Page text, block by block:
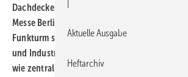
Dachdecker, Schornsteinfeger und Kfz –
Messe Berlin fand am 13. Januar 2026 wieder
Funkturm statt und zog rund 400 Gäste aus
und Industrie an. Die große Resonanz zeigte
wie zentral der Schulterschluss zwischen den
Aktuelle Ausgabe
Heftarchiv